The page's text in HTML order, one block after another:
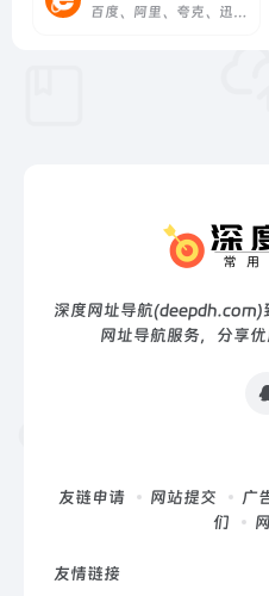
百度、阿里、夸克、迅雷等多网盘资源分享
深度网址导航(deepdh.com)
网址导航服务，分享
友链申请 网站提交 广
们
友情链接